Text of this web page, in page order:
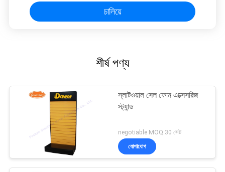
চালিয়ে
শীর্ষ পণ্য
স্লাটওয়াল সেল ফোন এক্সেসরিজ
স্ট্যান্ড
negotiable MOQ:30 সেট
যোগাযোগ